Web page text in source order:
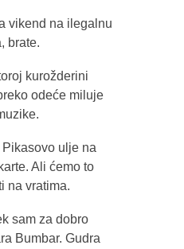
vikend na ilegalnu
brate.
kurožderini
odeće miluje
ulje na
Ali ćemo to
na vratima.
sam za dobro
Bumbar. Gudra